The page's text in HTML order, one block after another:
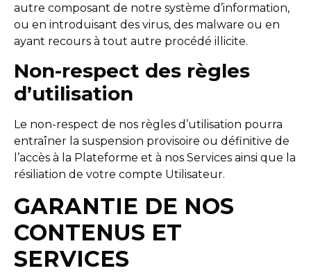
autre composant de notre système d’information,
ou en introduisant des virus, des malware ou en
ayant recours à tout autre procédé illicite.
Non-respect des règles
d’utilisation
Le non-respect de nos règles d’utilisation pourra
entraîner la suspension provisoire ou définitive de
l’accès à la Plateforme et à nos Services ainsi que la
résiliation de votre compte Utilisateur.
GARANTIE DE NOS
CONTENUS ET
SERVICES